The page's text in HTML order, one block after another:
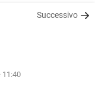
10
Successivo
11:40